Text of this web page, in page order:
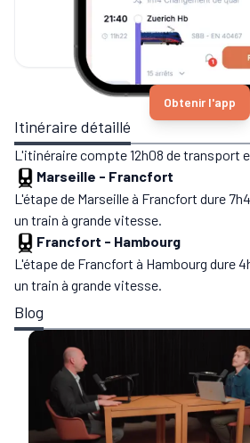
Obtenir l'app
Itinéraire détaillé
L'itinéraire compte 12h08 de transport
Marseille - Francfort
L'étape de Marseille à Francfort dure
un train à grande vitesse.
Francfort - Hambourg
L'étape de Francfort à Hambourg dure
un train à grande vitesse.
Blog